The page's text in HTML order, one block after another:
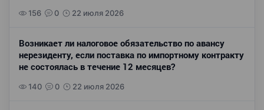
156 0 22 июля 2026
Возникает ли налоговое обязательство по авансу
нерезиденту, если поставка по импортному контракту
не состоялась в течение 12 месяцев?
140 0 22 июля 2026